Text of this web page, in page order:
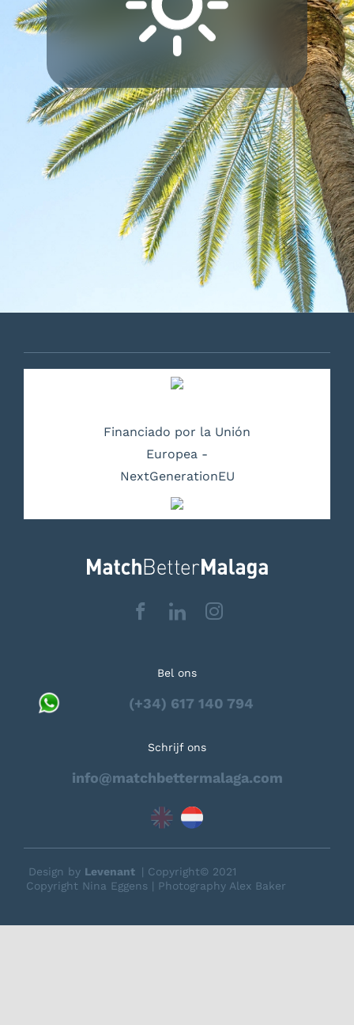
Financiado por la Unión
Europea -
NextGenerationEU
Bel ons
(+34) 617 140 794
Schrijf ons
info@matchbettermalaga.com
Design by Levenant | Copyright© 2021
Copyright Nina Eggens | Photography Alex Baker